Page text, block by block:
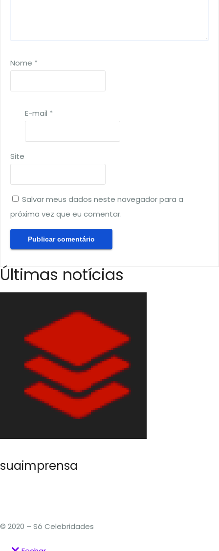
Nome *
E-mail *
Site
Salvar meus dados neste navegador para a
próxima vez que eu comentar.
Últimas notícias
suaimprensa
© 2020 – Só Celebridades